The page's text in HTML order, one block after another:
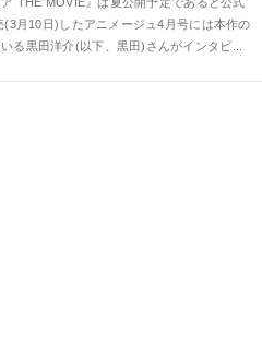
月10日)したアニメージュ4月号には本作の
る黒田洋介(以下、黒田)さんがインタビ...